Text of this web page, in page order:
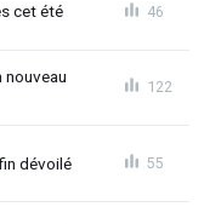
cet été 46
122
dévoilé 55